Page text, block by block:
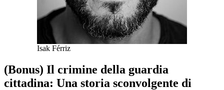
Isak Férriz
(Bonus) Il crimine della guardia
cittadina: Una storia sconvolgente di